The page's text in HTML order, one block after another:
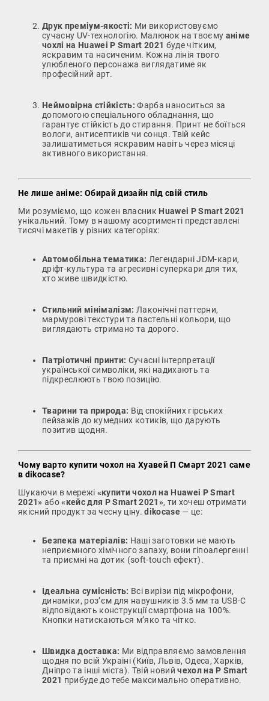
Друк преміум-якості: Ми використовуємо
сучасну UV-технологію. Малюнок на твоєму аніме
чохлі на Huawei P Smart 2021 буде чітким,
яскравим та насиченим. Кожна лінія твого
улюбленого персонажа виглядатиме як
професійний арт.
Неймовірна стійкість: Фарба наноситься за
допомогою спеціального обладнання, що
гарантує стійкість до стирання. Принт не боїться
вологи, антисептиків чи сонця. Твій кейс
залишатиметься яскравим навіть через місяці
активного використання.
Не лише аніме: Обирай дизайн під свій стиль
Ми розуміємо, що кожен власник Huawei P Smart 2021
унікальний. Тому в нашому асортименті представлені
тисячі макетів у різних категоріях:
Автомобільна тематика: Легендарні JDM-кари,
дріфт-культура та агресивні суперкари для тих,
хто живе швидкістю.
Стильний мінімалізм: Лаконічні паттерни,
мармурові текстури та пастельні кольори, що
виглядають стримано та дорого.
Патріотичні принти: Сучасні інтерпретації
української символіки, які надихають та
підкреслюють твою позицію.
Тварини та природа: Від спокійних гірських
пейзажів до кумедних котиків, що дарують
позитив щодня.
Чому варто купити чохол на Хуавей П Смарт 2021 саме
в dikocase?
Шукаючи в мережі «купити чохол на Huawei P Smart
2021» або«кейс для P Smart 2021», ти хочеш отримати
якісний продукт за чесну ціну.dikocase — це:
Безпека матеріалів: Наші заготовки не мають
неприємного хімічного запаху, вони гіпоалергенні
та приємні на дотик (soft-touch ефект).
Ідеальна сумісність: Всі вирізи під мікрофони,
динаміки, роз’єм для навушників 3.5 мм та USB-C
відповідають конструкції смартфона на 100%.
Кнопки натискаються м’яко та чітко.
Швидка доставка: Ми відправляємо замовлення
щодня по всій Україні (Київ, Львів, Одеса, Харків,
Дніпро та інші міста). Твій новийчехол на P Smart
2021 прибуде до тебе максимально оперативно.